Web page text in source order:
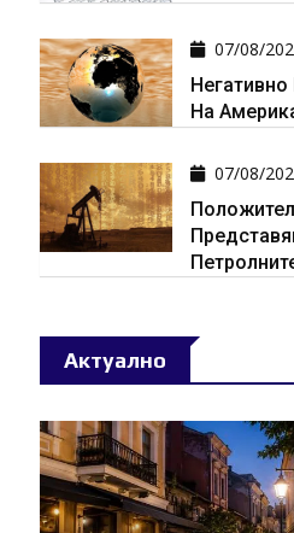
07/08/
На
07/08/
Актуално